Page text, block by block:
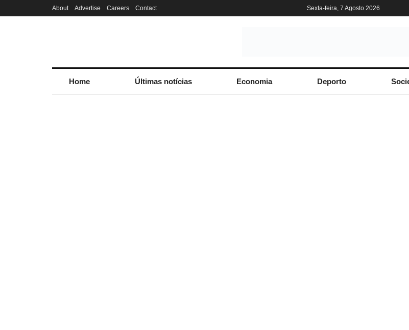
About Advertise Careers Contact Sexta-feira, 7 Agosto 2026
Home Últimas notícias Economia Deporto